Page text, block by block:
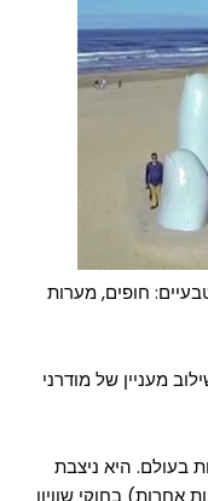
חופים, מערות
מעניין של מודרני
בעולם. היא ניצבת
בחוקי שוויון